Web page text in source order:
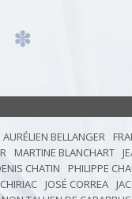
AURÉLIEN BELLANGER
MARTINE BLANCHART
CHATIN
PHILIPPE
JOSÉ CORREA